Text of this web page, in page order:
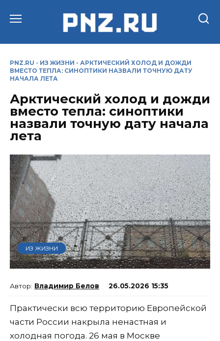
PNZ.RU - ИЗ ЖИЗНИ - АРКТИЧЕСКИЙ ХОЛОД И ДОЖДИ
ВМЕСТО ТЕПЛА: СИНОПТИКИ НАЗВАЛИ ТОЧНУЮ ДАТУ
НАЧАЛА ЛЕТА
Арктический холод и дожди
вместо тепла: синоптики
назвали точную дату начала
лета
ИЗ ЖИЗНИ
Владимир Белов 26.05.2026 15:35
Практически всю территорию Европейской
части России накрыла ненастная и
холодная погода. 26 мая в Москве